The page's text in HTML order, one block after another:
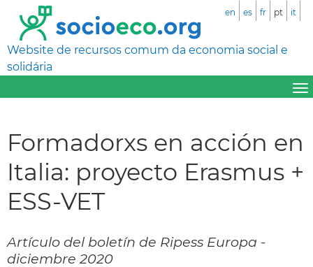
Website de recursos comum da economia social e
solidária
en es fr pt it
Formadorxs en acción en
Italia: proyecto Erasmus +
ESS-VET
Artículo del boletín de Ripess Europa -
diciembre 2020